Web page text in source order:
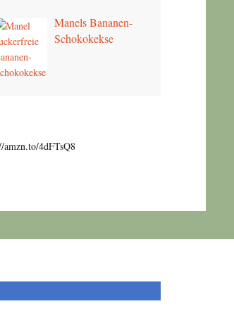
Manels Bananen-
Schokokekse
amzn.to/4dFTsQ8